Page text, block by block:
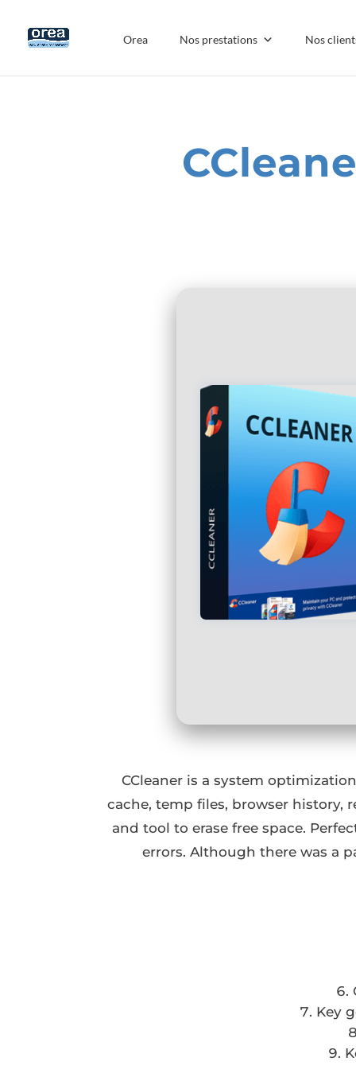
Orea Nos prestations Nos
CCleaner is a system
cache, temp files, browser history,
and tool to erase free space.
errors. Although there was a
Key